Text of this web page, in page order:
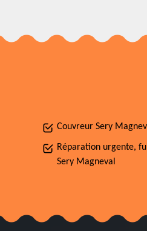
Couvreur Sery
Réparation urgente,
Sery Magneval